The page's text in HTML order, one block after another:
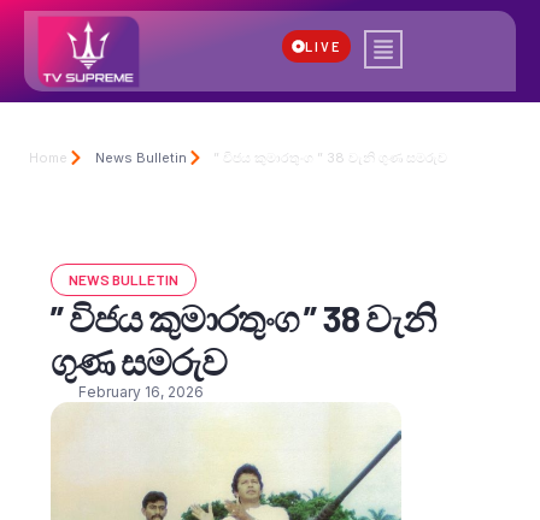
LIVE
Home News Bulletin ” විජය කුමාරතුංග ” 38 වැනි ගුණ සමරුව
NEWS BULLETIN
” විජය කුමාරතුංග ” 38 වැනි
ගුණ සමරුව
February 16, 2026